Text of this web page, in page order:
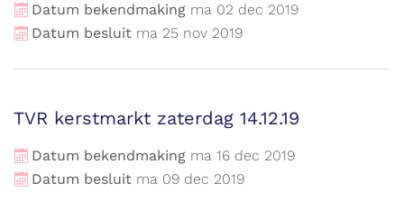
Datum bekendmaking ma 02 dec 2019
Datum besluit ma 25 nov 2019
TVR kerstmarkt zaterdag 14.12.19
Datum bekendmaking ma 16 dec 2019
Datum besluit ma 09 dec 2019